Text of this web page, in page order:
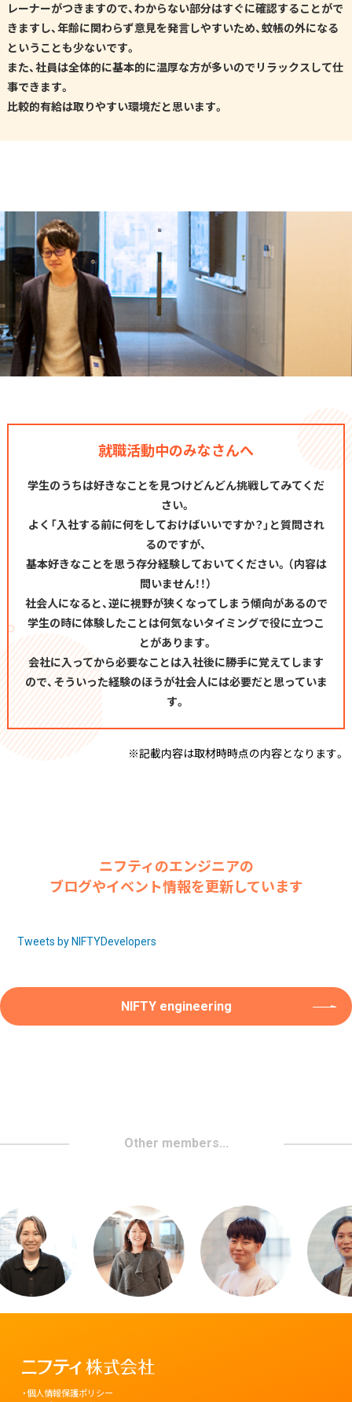
レーナーがつきますので、わからない部分はすぐに確認することがで
きますし、年齢に関わらず意見を発言しやすいため、蚊帳の外になる
ということも少ないです。
また、社員は全体的に基本的に温厚な方が多いのでリラックスして仕
事できます。
比較的有給は取りやすい環境だと思います。
就職活動中のみなさんへ
学生のうちは好きなことを見つけどんどん挑戦してみてくだ
さい。
よく「入社する前に何をしておけばいいですか？」と質問され
るのですが、
基本好きなことを思う存分経験しておいてください。（内容は
問いません！！）
社会人になると、逆に視野が狭くなってしまう傾向があるので
学生の時に体験したことは何気ないタイミングで役に立つこ
とがあります。
会社に入ってから必要なことは入社後に勝手に覚えてします
ので、そういった経験のほうが社会人には必要だと思っていま
す。
※記載内容は取材時時点の内容となります。
ニフティのエンジニアの
ブログやイベント情報を更新しています
Tweets by NIFTYDevelopers
NIFTY engineering
Other members...
個人情報保護ポリシー